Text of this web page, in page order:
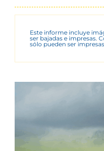
Este informe incluye
ser bajadas e impresas.
sólo pueden ser